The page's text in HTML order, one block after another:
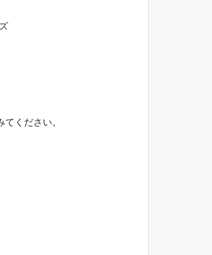
ください。